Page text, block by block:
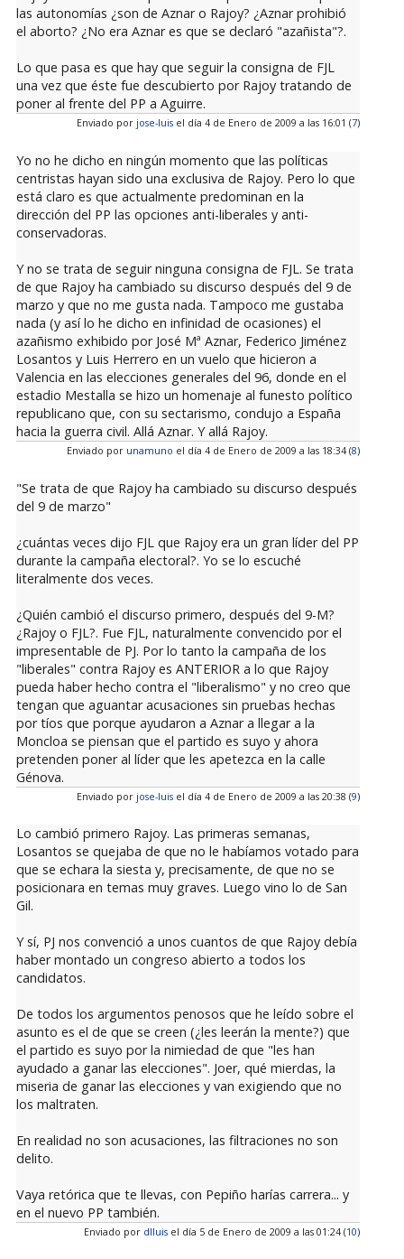
las autonomías ¿son de Aznar o Rajoy? ¿Aznar prohibió
el aborto? ¿No era Aznar es que se declaró "azañista"?.
Lo que pasa es que hay que seguir la consigna de FJL
una vez que éste fue descubierto por Rajoy tratando de
poner al frente del PP a Aguirre.
Enviado por jose-luisel día 4 de Enero de 2009 a las 16:01 (7)
Yo no he dicho en ningún momento que las políticas
centristas hayan sido una exclusiva de Rajoy. Pero lo que
está claro es que actualmente predominan en la
dirección del PP las opciones anti-liberales y anti-
conservadoras.
Y no se trata de seguir ninguna consigna de FJL. Se trata
de que Rajoy ha cambiado su discurso después del 9 de
marzo y que no me gusta nada. Tampoco me gustaba
nada (y así lo he dicho en infinidad de ocasiones) el
azañismo exhibido por José Mª Aznar, Federico Jiménez
Losantos y Luis Herrero en un vuelo que hicieron a
Valencia en las elecciones generales del 96, donde en el
estadio Mestalla se hizo un homenaje al funesto político
republicano que, con su sectarismo, condujo a España
hacia la guerra civil. Allá Aznar. Y allá Rajoy.
Enviado por unamuno el día 4 de Enero de 2009 a las 18:34 (8)
"Se trata de que Rajoy ha cambiado su discurso después
del 9 de marzo"
¿cuántas veces dijo FJL que Rajoy era un gran líder del PP
durante la campaña electoral?. Yo se lo escuché
literalmente dos veces.
¿Quién cambió el discurso primero, después del 9-M?
¿Rajoy o FJL?. Fue FJL, naturalmente convencido por el
impresentable de PJ. Por lo tanto la campaña de los
"liberales" contra Rajoy es ANTERIOR a lo que Rajoy
pueda haber hecho contra el "liberalismo" y no creo que
tengan que aguantar acusaciones sin pruebas hechas
por tíos que porque ayudaron a Aznar a llegar a la
Moncloa se piensan que el partido es suyo y ahora
pretenden poner al líder que les apetezca en la calle
Génova.
Enviado por jose-luisel día 4 de Enero de 2009 a las 20:38 (9)
Lo cambió primero Rajoy. Las primeras semanas,
Losantos se quejaba de que no le habíamos votado para
que se echara la siesta y, precisamente, de que no se
posicionara en temas muy graves. Luego vino lo de San
Gil.
Y sí, PJ nos convenció a unos cuantos de que Rajoy debía
haber montado un congreso abierto a todos los
candidatos.
De todos los argumentos penosos que he leído sobre el
asunto es el de que se creen (¿les leerán la mente?) que
el partido es suyo por la nimiedad de que "les han
ayudado a ganar las elecciones". Joer, qué mierdas, la
miseria de ganar las elecciones y van exigiendo que no
los maltraten.
En realidad no son acusaciones, las filtraciones no son
delito.
Vaya retórica que te llevas, con Pepiño harías carrera... y
en el nuevo PP también.
Enviado por dlluisel día 5 de Enero de 2009 a las 01:24 (10)